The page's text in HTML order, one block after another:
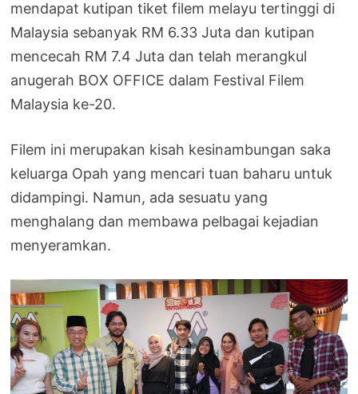
mendapat kutipan tiket filem melayu tertinggi di
Malaysia sebanyak RM 6.33 Juta dan kutipan
mencecah RM 7.4 Juta dan telah merangkul
anugerah BOX OFFICE dalam Festival Filem
Malaysia ke-20.
Filem ini merupakan kisah kesinambungan saka
keluarga Opah yang mencari tuan baharu untuk
didampingi. Namun, ada sesuatu yang
menghalang dan membawa pelbagai kejadian
menyeramkan.